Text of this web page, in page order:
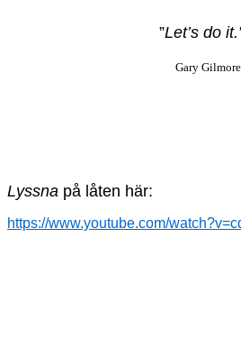
”Let’s do
Gary
Lyssna på låten här:
https://www.youtube.com/